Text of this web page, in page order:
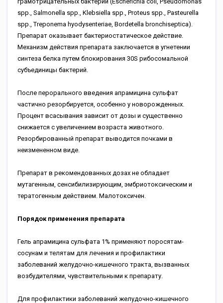
spp., Salmonella spp., Klebsiella spp., Proteus spp., Pasteurella
spp., Treponema hyodysenteriae, Bordetella bronchiseptica).
Препарат оказывает бактериостатическое действие.
Механизм действия препарата заключается в угнетении
синтеза белка путем блокирования 30S рибосомальной
субъединицы бактерий.
После перорального введения апрамицина сульфат
частично резорбируется, особенно у новорожденных.
Процент всасывания зависит от дозы и существенно
снижается с увеличением возраста животного.
Резорбированный препарат выводится почками в
неизмененном виде.
Препарат в рекомендованных дозах не обладает
мутагенным, сенсибилизирующим, эмбриотоксическим и
тератогенным действием. Малотоксичен.
Порядок применения препарата
Гель апрамицина сульфата 1% применяют поросятам-
сосунам и телятам для лечения и профилактики
заболеваний желудочно-кишечного тракта, вызванных
возбудителями, чувствительными к препарату.
Для профилактики заболеваний желудочно-кишечного